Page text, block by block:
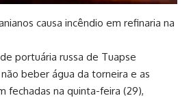
causa incêndio em refinaria na
portuária russa de Tuapse
beber água da torneira e as
fechadas na quinta-feira (29),